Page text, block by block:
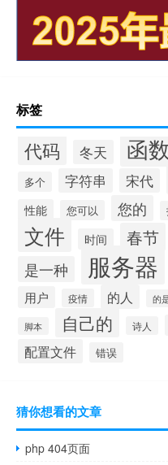
标签
代码 冬天 函
多个 字符串 宋代
性能 您可以 您的
文件 时间 春节
是一种 服务器
用户 疫情 的人 的
脚本 自己的 诗人
配置文件 错误
猜你想看的文章
php 404页面